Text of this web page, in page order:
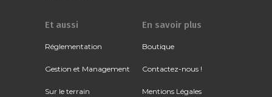
Et aussi
Réglementation
Gestion et Management
Sur le terrain
En savoir plus
Boutique
Contactez-nous !
Mentions Légales